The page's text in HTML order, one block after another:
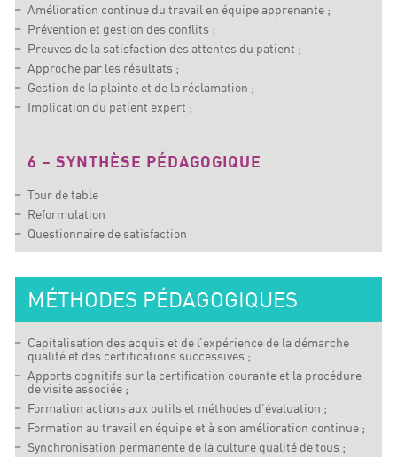
Amélioration continue du travail en équipe apprenante ;
Prévention et gestion des conflits ;
Preuves de la satisfaction des attentes du patient ;
Approche par les résultats ;
Gestion de la plainte et de la réclamation ;
Implication du patient expert ;
6 – SYNTHÈSE PÉDAGOGIQUE
Tour de table
Reformulation
Questionnaire de satisfaction
MÉTHODES PÉDAGOGIQUES
Capitalisation des acquis et de l’expérience de la démarche
qualité et des certifications successives ;
Apports cognitifs sur la certification courante et la procédure
de visite associée ;
Formation actions aux outils et méthodes d’évaluation ;
Formation au travail en équipe et à son amélioration continue ;
Synchronisation permanente de la culture qualité de tous ;